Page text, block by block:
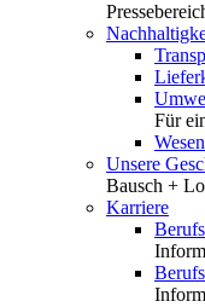
Für
Unsere
Bausch +
Karriere